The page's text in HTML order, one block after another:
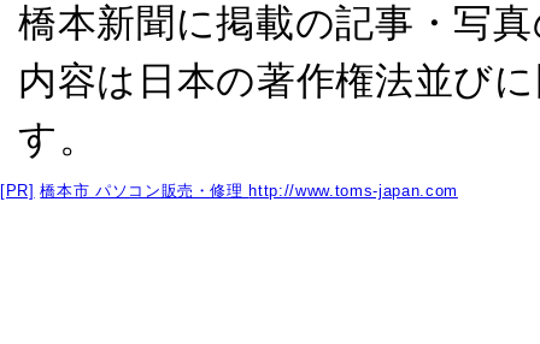
橋本新聞に掲載の記事・写
内容は日本の著作権法並び
す。
[PR] 橋本市 パソコン販売・修理 http://www.toms-japan.com